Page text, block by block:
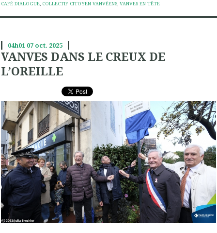
CAFÉ DIALOGUE, COLLECTIF CITOYEN VANVÉENS, VANVES EN TÊTE
04h01 07 oct. 2025
VANVES DANS LE CREUX DE
L’OREILLE